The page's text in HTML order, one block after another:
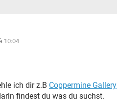
10:04
ich dir z.B Coppermine Gallery
findest du was du suchst.